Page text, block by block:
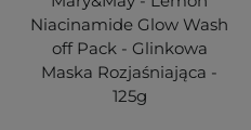
Niacinamide Glow Wash
off Pack - Glinkowa
Maska Rozjaśniająca -
125g